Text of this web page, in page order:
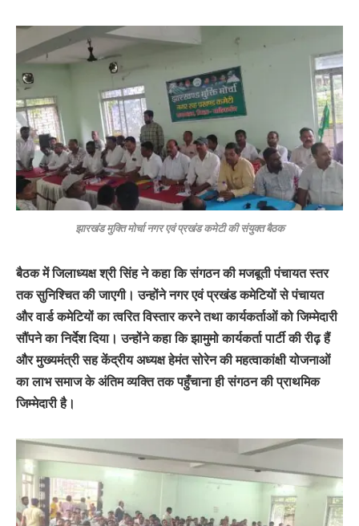
झारखंड मुक्ति मोर्चा नगर एवं प्रखंड कमेटी की संयुक्त बैठक
बैठक में जिलाध्यक्ष श्री सिंह ने कहा कि संगठन की मजबूती पंचायत स्तर
तक सुनिश्चित की जाएगी। उन्होंने नगर एवं प्रखंड कमेटियों से पंचायत
और वार्ड कमेटियों का त्वरित विस्तार करने तथा कार्यकर्ताओं को जिम्मेदारी
सौंपने का निर्देश दिया। उन्होंने कहा कि झामुमो कार्यकर्ता पार्टी की रीढ़ हैं
और मुख्यमंत्री सह केंद्रीय अध्यक्ष हेमंत सोरेन की महत्वाकांक्षी योजनाओं
का लाभ समाज के अंतिम व्यक्ति तक पहुँचाना ही संगठन की प्राथमिक
जिम्मेदारी है।